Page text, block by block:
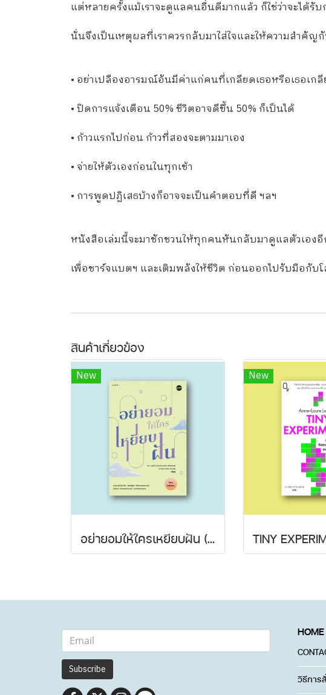
แต่หลายครั้งแม้เราจะดูแลคนอื่นดีมากแล้ว ก็ใช่ว่าจะได้
นั่นจึงเป็นเหตุผลที่เราควรกลับมาใส่ใจและให้ความสำคัญ
• อย่าเปลืองอารมณ์อันมีค่าแก่คนที่เกลียดเธอหรือเธอเก
• ปิดการแจ้งเตือน 50% ชีวิตอาจดีขึ้น 50% ก็เป็นได้
• ก้าวแรกไปก่อน ก้าวที่สองจะตามมาเอง
• จ่ายให้ตัวเองก่อนในทุกเช้า
• การพูดปฏิเสธบ้างก็อาจจะเป็นคำตอบที่ดี ฯลฯ
หนังสือเล่มนี้จะมาชักชวนให้ทุกคนหันกลับมาดูแลตัวเองอี
เพื่อชาร์จแบตฯ และเติมพลังให้ชีวิต ก่อนออกไปรับมือกับ
สินค้าเกี่ยวข้อง
New
อย่ายอมให้ใครเหยียบฝัน (New Edition)
New
Subscribe
HOME
วิธีการ